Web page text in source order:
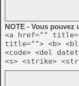
NOTE - Vous
<a href=""
title=""> <b>
<code> <del
<s> <strike>